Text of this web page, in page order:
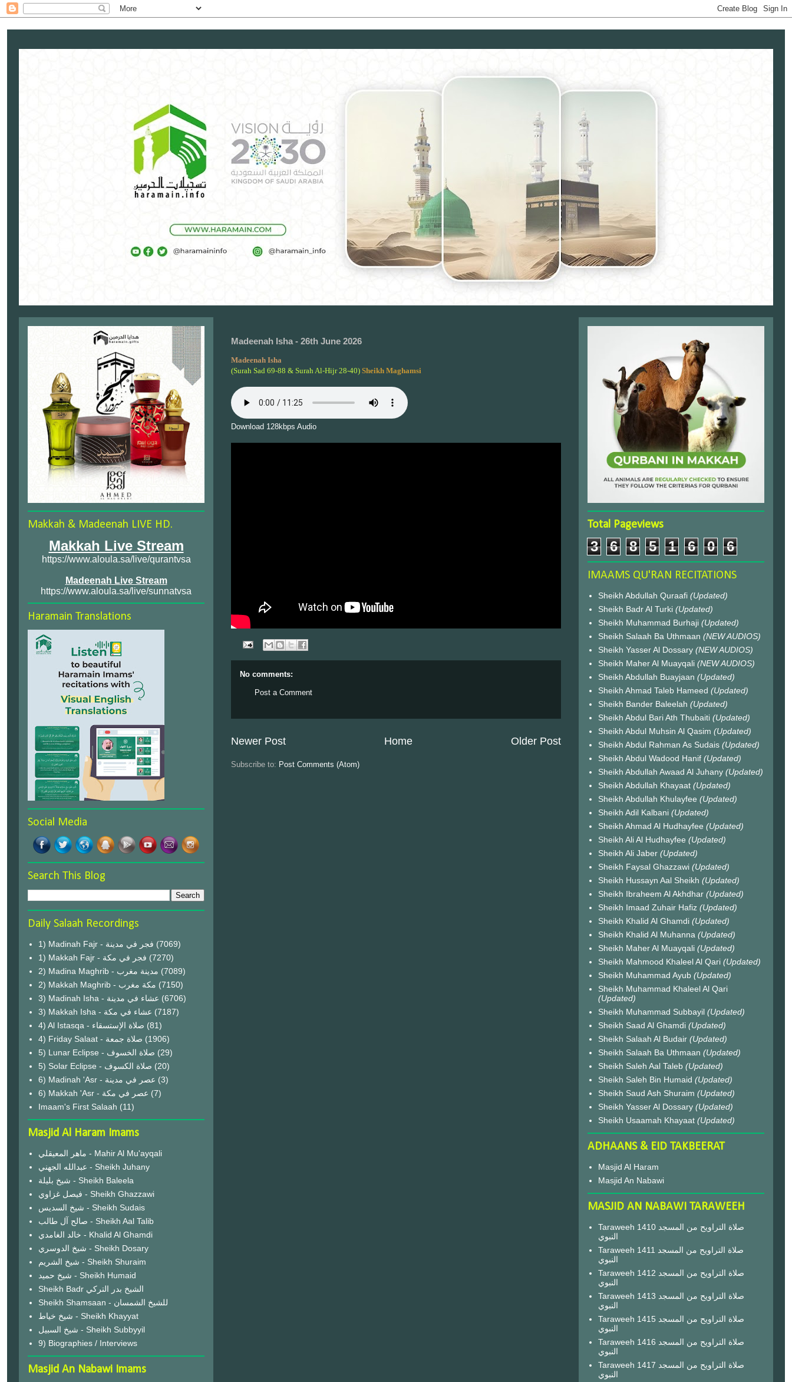
Madeenah Isha - 26th June 2026
Madeenah Isha
(Surah Sad 69-88 & Surah Al-Hijr 28-40) Sheikh Maghamsi
Download 128kbps Audio
No comments:
Post a Comment
Newer Post Older Post
Home
Subscribe to: Post Comments (Atom)
Makkah & Madeenah LIVE HD.
Makkah Live Stream
https://www.aloula.sa/live/qurantvsa
Madeenah Live Stream
https://www.aloula.sa/live/sunnatvsa
Haramain Translations
Social Media
Search This Blog
Daily Salaah Recordings
1) Madinah Fajr - فجر في مدينة (7069)
1) Makkah Fajr - فجر في مكة (7270)
2) Madina Maghrib - مدينة مغرب (7089)
2) Makkah Maghrib - مكة مغرب (7150)
3) Madinah Isha - عشاء في مدينة (6706)
3) Makkah Isha - عشاء في مكة (7187)
4) Al Istasqa - صلاة الإستسقاء (81)
4) Friday Salaat - صلاة جمعة (1906)
5) Lunar Eclipse - صلاة الخسوف (29)
(20)
6) Madinah 'Asr - عصر في مدينة (3)
6) Makkah 'Asr - عصر في مكة (7)
Imaam's First Salaah (11)
Masjid Al Haram Imams
ماهر المعيقلي - Mahir Al Mu'ayqali
عبدالله الجهني - Sheikh Juhany
شيخ بليلة - Sheikh Baleela
فيصل غزاوي - Sheikh Ghazzawi
شيخ السديس - Sheikh Sudais
صالح آل طالب - Sheikh Aal Talib
خالد الغامدي - Khalid Al Ghamdi
شيخ الدوسري - Sheikh Dosary
شيخ الشريم - Sheikh Shuraim
شيخ حميد - Sheikh Humaid
Sheikh Badr الشيخ بدر التركي
Sheikh Shamsaan - للشيخ الشمسان
شيخ خياط - Sheikh Khayyat
شيخ السبيل - Sheikh Subbyyil
9) Biographies / Interviews
Masjid An Nabawi Imams
Total Pageviews
3 6 8 5 1 6 0 6
IMAAMS QU'RAN RECITATIONS
Sheikh Abdullah Quraafi (Updated)
Sheikh Badr Al Turki (Updated)
Sheikh Muhammad Burhaji (Updated)
Sheikh Salaah Ba Uthmaan (NEW AUDIOS)
Sheikh Yasser Al Dossary (NEW AUDIOS)
Sheikh Maher Al Muayqali (NEW AUDIOS)
Sheikh Abdullah Buayjaan (Updated)
Sheikh Ahmad Taleb Hameed (Updated)
Sheikh Bander Baleelah (Updated)
Sheikh Abdul Bari Ath Thubaiti (Updated)
Sheikh Abdul Muhsin Al Qasim (Updated)
Sheikh Abdul Rahman As Sudais (Updated)
Sheikh Abdul Wadood Hanif (Updated)
Sheikh Abdullah Awaad Al Juhany (Updated)
Sheikh Abdullah Khayaat (Updated)
Sheikh Abdullah Khulayfee (Updated)
Sheikh Adil Kalbani (Updated)
Sheikh Ahmad Al Hudhayfee (Updated)
Sheikh Ali Al Hudhayfee (Updated)
Sheikh Ali Jaber (Updated)
Sheikh Faysal Ghazzawi (Updated)
Sheikh Hussayn Aal Sheikh (Updated)
Sheikh Ibraheem Al Akhdhar (Updated)
Sheikh Imaad Zuhair Hafiz (Updated)
Sheikh Khalid Al Ghamdi (Updated)
Sheikh Khalid Al Muhanna (Updated)
Sheikh Maher Al Muayqali (Updated)
Sheikh Mahmood Khaleel Al Qari (Updated)
Sheikh Muhammad Ayub (Updated)
Sheikh Muhammad Khaleel Al Qari
(Updated)
Sheikh Muhammad Subbayil (Updated)
Sheikh Saad Al Ghamdi (Updated)
Sheikh Salaah Al Budair (Updated)
Sheikh Salaah Ba Uthmaan (Updated)
Sheikh Saleh Aal Taleb (Updated)
Sheikh Saleh Bin Humaid (Updated)
Sheikh Saud Ash Shuraim (Updated)
Sheikh Yasser Al Dossary (Updated)
Sheikh Usaamah Khayaat (Updated)
ADHAANS & EID TAKBEERAT
Masjid Al Haram
Masjid An Nabawi
MASJID AN NABAWI TARAWEEH
Taraweeh 1410 صلاة التراويح من المسجد
النبوي
Taraweeh 1411 صلاة التراويح من المسجد
النبوي
Taraweeh 1412 صلاة التراويح من المسجد
النبوي
Taraweeh 1413 صلاة التراويح من المسجد
النبوي
Taraweeh 1415 صلاة التراويح من المسجد
النبوي
Taraweeh 1416 صلاة التراويح من المسجد
النبوي
Taraweeh 1417 صلاة التراويح من المسجد
النبوي